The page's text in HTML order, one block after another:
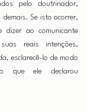
pelo doutrinador,
demais. Se isto ocorrer,
dizer ao comunicante
reais intenções,
esclarecê-lo de modo
que ele declarou